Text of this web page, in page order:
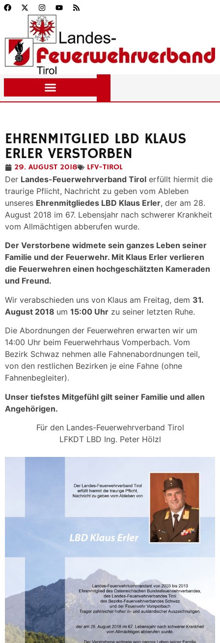
EHRENMITGLIED LBD KLAUS
ERLER VERSTORBEN
29. AUGUST 2018
LFV-TIROL
Der Landes-Feuerwehrverband Tirol erfüllt hiermit die
traurige Pflicht, Nachricht zu geben vom Ableben
unseres Ehrenmitgliedes LBD Klaus Erler, der am 28.
August 2018 im 67. Lebensjahr nach schwerer Krankheit
vom Allmächtigen abberufen wurde.
Der Verstorbene widmete sein ganzes Leben seiner
Familie und der Feuerwehr. Mit Klaus Erler verlieren
die Feuerwehren einen hochgeschätzten Kameraden
und Freund.
Wir verabschieden uns von Klaus am Freitag, dem 31.
August 2018 um 15:00 Uhr zu seiner letzten Ruhe.
Die Abordnungen der Feuerwehren erwarten wir um
14:00 Uhr beim Feuerwehrhaus Vomperbach. Vom
Bezirk Schwaz nehmen alle Fahnenabordnungen teil,
von den restlichen Bezirken je eine Fahne (ohne
Fahnenbegleiter).
Unser tiefstes Mitgefühl gilt seiner Familie und allen
Angehörigen.
Für den Landes-Feuerwehrverband Tirol
LFKDT LBD Ing. Peter Hölzl